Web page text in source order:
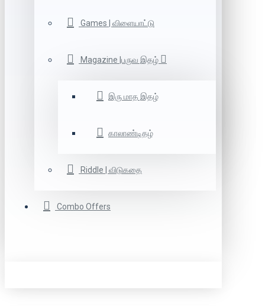
Games | விளையாட்டு
Magazine |பருவ இதழ்
இரு மாத இதழ்
காலாண்டிதழ்
Riddle | விடுகதை
Combo Offers